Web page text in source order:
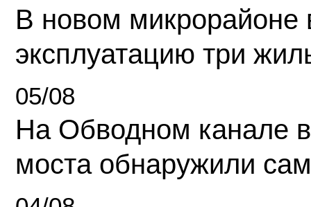
В новом микрорайоне
эксплуатацию три
05/08
На Обводном канале
моста обнаружили